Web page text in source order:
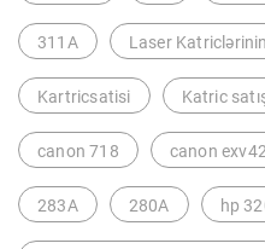
311A Laser
Kartricsatisi Katric
canon 718 canon
283A 280A hp